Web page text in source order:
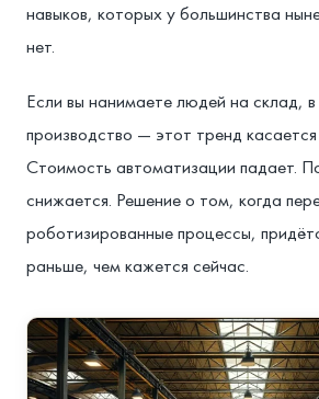
навыков, которых у большинства
нет.
Если вы нанимаете людей на склад, в
производство — этот тренд
Стоимость автоматизации падает.
снижается. Решение о том, когда
роботизированные процессы,
раньше, чем кажется сейчас.